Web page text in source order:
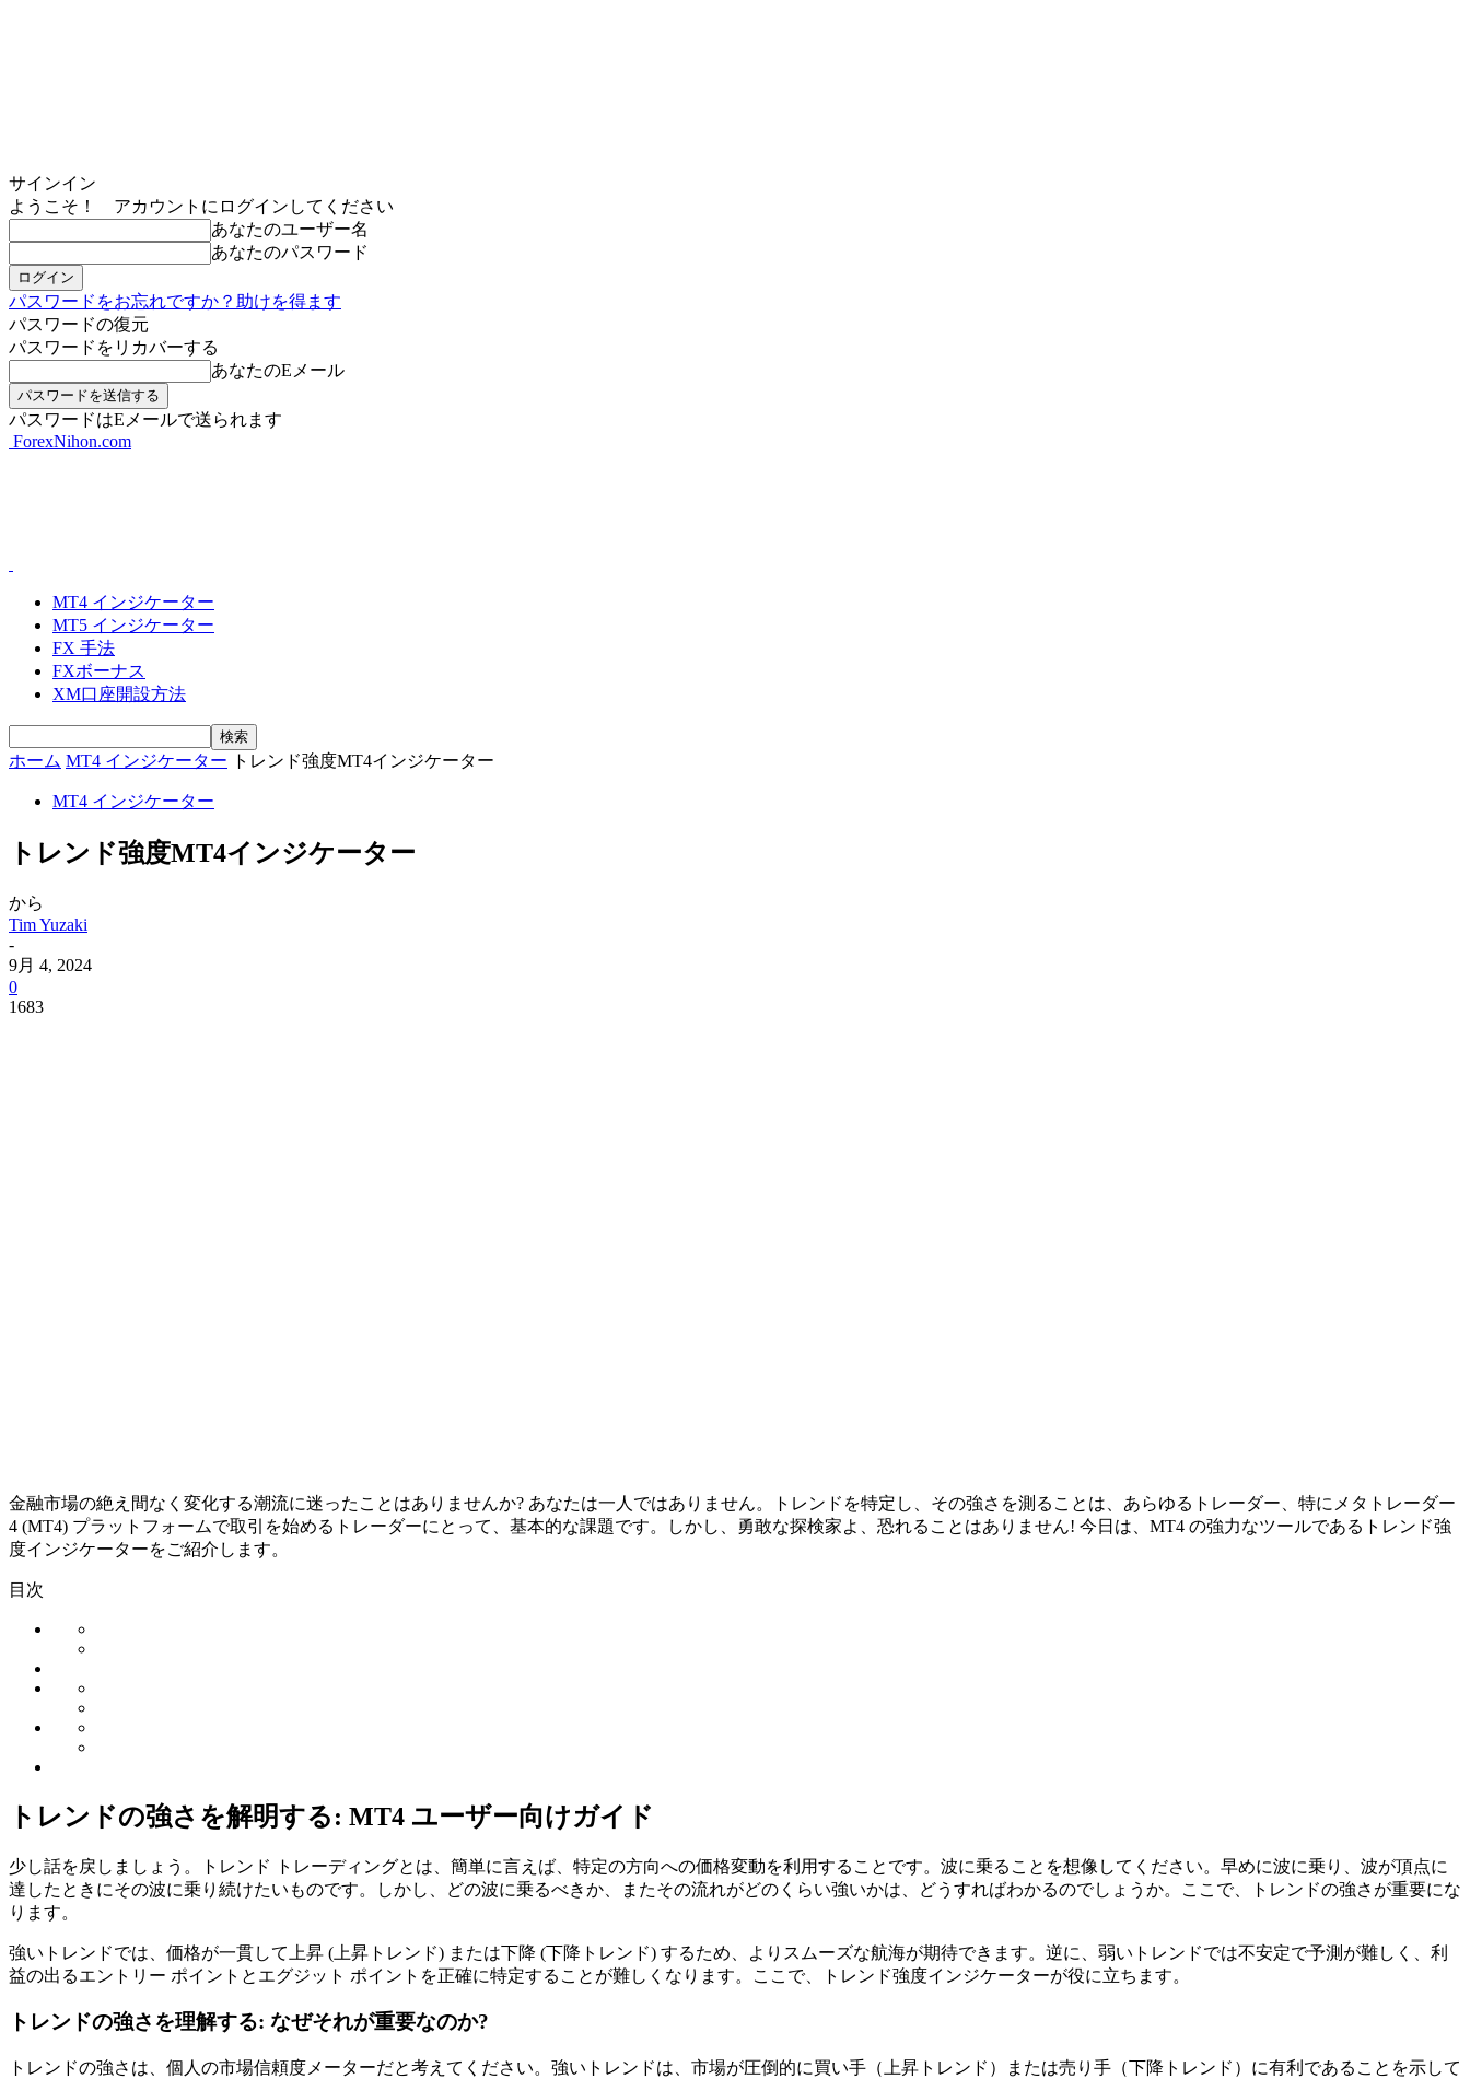
サインイン
ようこそ！ アカウントにログインしてください
あなたのユーザー名
あなたのパスワード
パスワードをお忘れですか？助けを得ます
パスワードの復元
パスワードをリカバーする
あなたのEメール
パスワードはEメールで送られます
ForexNihon.com
MT4 インジケーター
MT5 インジケーター
FX 手法
FXボーナス
XM口座開設方法
ホーム MT4 インジケーター トレンド強度MT4インジケーター
MT4 インジケーター
トレンド強度MT4インジケーター
から
Tim Yuzaki
-
9月 4, 2024
0
1683
金融市場の絶え間なく変化する潮流に迷ったことはありませんか? あなたは一人ではありません。トレンドを特定し、その強さを測ることは、あらゆるトレーダー、特にメタトレーダー
4 (MT4) プラットフォームで取引を始めるトレーダーにとって、基本的な課題です。しかし、勇敢な探検家よ、恐れることはありません! 今日は、MT4 の強力なツールであるトレンド強
度インジケーターをご紹介します。
目次
トレンドの強さを解明する: MT4 ユーザー向けガイド
少し話を戻しましょう。トレンド トレーディングとは、簡単に言えば、特定の方向への価格変動を利用することです。波に乗ることを想像してください。早めに波に乗り、波が頂点に
達したときにその波に乗り続けたいものです。しかし、どの波に乗るべきか、またその流れがどのくらい強いかは、どうすればわかるのでしょうか。ここで、トレンドの強さが重要にな
ります。
強いトレンドでは、価格が一貫して上昇 (上昇トレンド) または下降 (下降トレンド) するため、よりスムーズな航海が期待できます。逆に、弱いトレンドでは不安定で予測が難しく、利
益の出るエントリー ポイントとエグジット ポイントを正確に特定することが難しくなります。ここで、トレンド強度インジケーターが役に立ちます。
トレンドの強さを理解する: なぜそれが重要なのか?
トレンドの強さは、個人の市場信頼度メーターだと考えてください。強いトレンドは、市場が圧倒的に買い手（上昇トレンド）または売り手（下降トレンド）に有利であることを示して